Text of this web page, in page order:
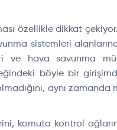
özellikle dikkat
sistemleri
ve hava savunma
böyle bir
aynı
komuta kontrol